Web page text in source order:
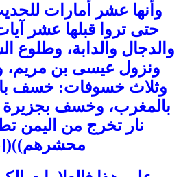
وأنها عشر أمارات
حتى تروا قبلها عشر
والدجال والدابة، وطلوع
ونزول عيسى بن مريم،
وثلاث خسوفات: خسف
بالمغرب، وخسف بجزيرة
نار تخرج من اليمن
محشرهم))([15]).